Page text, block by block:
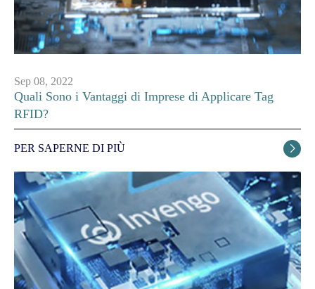
Sep 08, 2022
Quali Sono i Vantaggi di Imprese di Applicare Tag
RFID?
PER SAPERNE DI PIÙ 